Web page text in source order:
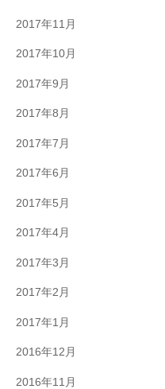
2017年11月
2017年10月
2017年9月
2017年8月
2017年7月
2017年6月
2017年5月
2017年4月
2017年3月
2017年2月
2017年1月
2016年12月
2016年11月